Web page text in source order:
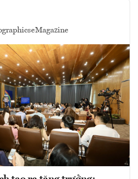
eMagazine